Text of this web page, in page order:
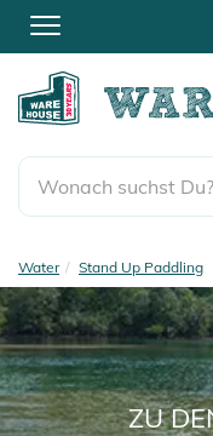
Water Stand Up Paddling
ZU